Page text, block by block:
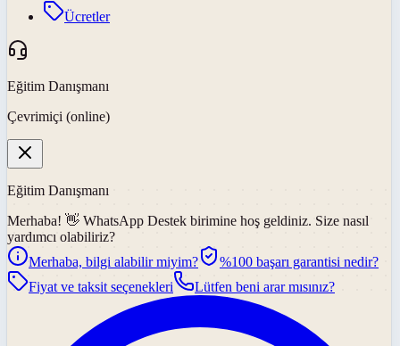
Ücretler
Eğitim Danışmanı
Çevrimiçi (online)
Eğitim Danışmanı
Merhaba! 👋 WhatsApp Destek birimine hoş geldiniz. Size nasıl
yardımcı olabiliriz?
Merhaba, bilgi alabilir miyim?
%100 başarı garantisi nedir?
Fiyat ve taksit seçenekleri
Lütfen beni arar mısınız?